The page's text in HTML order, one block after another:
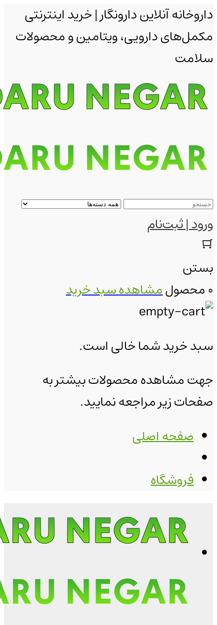
داروخانه آنلاین دارونگار | خرید اینترنتی
مکمل‌های دارویی، ویتامین و محصولات
سلامت
ورود | ثبت‌نام
بستن
0 محصول
مشاهده سبد خرید
سبد خرید شما خالی است.
جهت مشاهده محصولات بیشتر به
صفحات زیر مراجعه نمایید.
صفحه اصلی
فروشگاه